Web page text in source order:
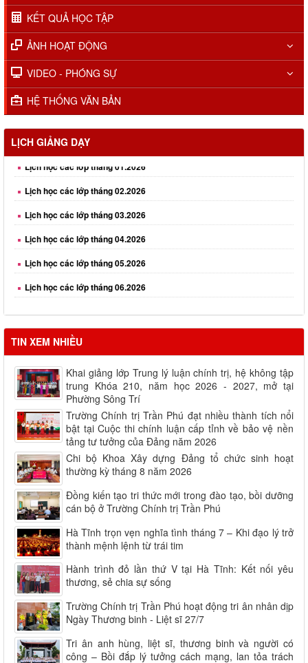
KẾT QUẢ HỌC TẬP
ẢNH HOẠT ĐỘNG
VIDEO - PHÓNG SỰ
HỆ THỐNG VĂN BẢN
LỊCH GIẢNG DẠY
Lịch học các lớp tháng 01.2026
Lịch học các lớp tháng 02.2026
TIN XEM NHIỀU
Khai giảng lớp Trung lý luận chính trị, hệ không tập
trung Khóa 210, năm học 2026 - 2027, mở tại
Phường Sông Trí
Trường Chính trị Trần Phú đạt nhiều thành tích nổi
bật tại Cuộc thi chính luận cấp tỉnh về bảo vệ nền
tảng tư tưởng của Đảng năm 2026
Chi bộ Khoa Xây dựng Đảng tổ chức sinh hoạt
thường kỳ tháng 8 năm 2026
Đồng kiến tạo tri thức mới trong đào tạo, bồi dưỡng
cán bộ ở Trường Chính trị Trần Phú
Hà Tĩnh trọn vẹn nghĩa tình tháng 7 – Khi đạo lý trở
thành mệnh lệnh từ trái tim
Hành trình đỏ lần thứ V tại Hà Tĩnh: Kết nối yêu
thương, sẻ chia sự sống
Trường Chính trị Trần Phú hoạt động tri ân nhân dịp
Ngày Thương binh - Liệt sĩ 27/7
Tri ân anh hùng, liệt sĩ, thương binh và người có
công – Bồi đắp lý tưởng cách mạng, lan tỏa trách